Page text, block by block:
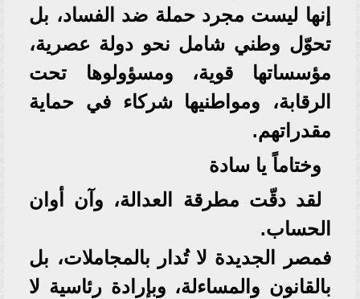
إنها ليست مجرد حملة ضد الفساد، بل
تحوّل وطني شامل نحو دولة عصرية،
مؤسساتها قوية، ومسؤولوها تحت
الرقابة، ومواطنيها شركاء في حماية
مقدراتهم.
وختاماً يا سادة
لقد دقّت مطرقة العدالة، وآن أوان
الحساب.
فمصر الجديدة لا تُدار بالمجاملات، بل
بالقانون والمساءلة، وبإرادة رئاسية لا